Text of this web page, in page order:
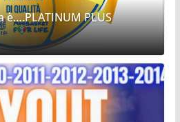
PLUS